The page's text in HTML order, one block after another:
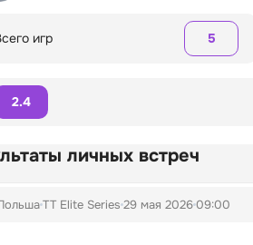
игр 5
2.4
личных встреч
TT Elite Series 29 мая 202609:00